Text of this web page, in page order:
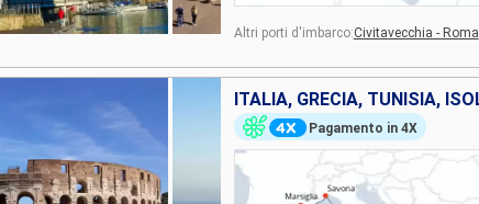
Altri porti d'imbarco:Civitavecchia - Roma
Pagamento in 4X